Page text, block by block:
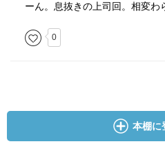
ーん。息抜きの上司回。相変わ
0
本棚に